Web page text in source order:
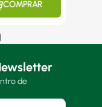
COMPRAR
de